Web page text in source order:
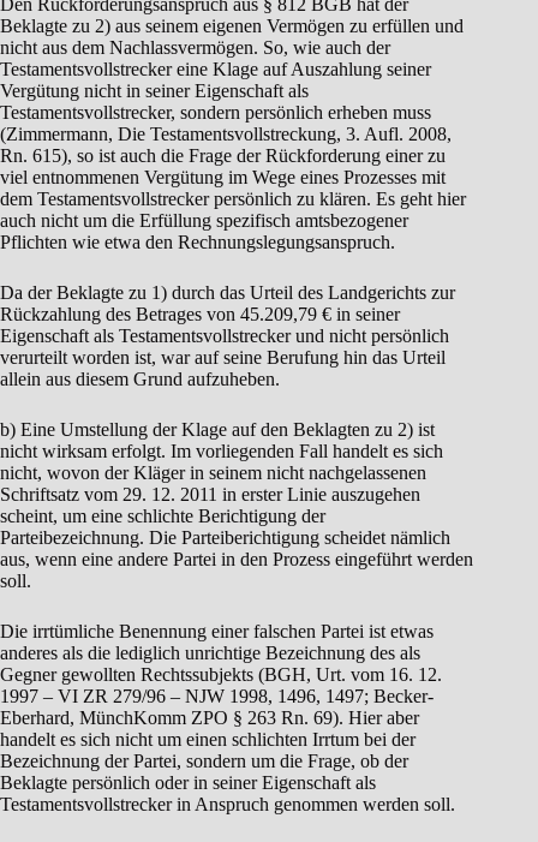
Beklagte zu 2) aus seinem eigenen Vermögen zu erfüllen und
nicht aus dem Nachlassvermögen. So, wie auch der
Testamentsvollstrecker eine Klage auf Auszahlung seiner
Vergütung nicht in seiner Eigenschaft als
Testamentsvollstrecker, sondern persönlich erheben muss
(Zimmermann, Die Testamentsvollstreckung, 3. Aufl. 2008,
Rn. 615), so ist auch die Frage der Rückforderung einer zu
viel entnommenen Vergütung im Wege eines Prozesses mit
dem Testamentsvollstrecker persönlich zu klären. Es geht hier
auch nicht um die Erfüllung spezifisch amtsbezogener
Pflichten wie etwa den Rechnungslegungsanspruch.
Da der Beklagte zu 1) durch das Urteil des Landgerichts zur
Rückzahlung des Betrages von 45.209,79 € in seiner
Eigenschaft als Testamentsvollstrecker und nicht persönlich
verurteilt worden ist, war auf seine Berufung hin das Urteil
allein aus diesem Grund aufzuheben.
b) Eine Umstellung der Klage auf den Beklagten zu 2) ist
nicht wirksam erfolgt. Im vorliegenden Fall handelt es sich
nicht, wovon der Kläger in seinem nicht nachgelassenen
Schriftsatz vom 29. 12. 2011 in erster Linie auszugehen
scheint, um eine schlichte Berichtigung der
Parteibezeichnung. Die Parteiberichtigung scheidet nämlich
aus, wenn eine andere Partei in den Prozess eingeführt werden
soll.
Die irrtümliche Benennung einer falschen Partei ist etwas
anderes als die lediglich unrichtige Bezeichnung des als
Gegner gewollten Rechtssubjekts (BGH, Urt. vom 16. 12.
1997 – VI ZR 279/96 – NJW 1998, 1496, 1497; Becker-
Eberhard, MünchKomm ZPO § 263 Rn. 69). Hier aber
handelt es sich nicht um einen schlichten Irrtum bei der
Bezeichnung der Partei, sondern um die Frage, ob der
Beklagte persönlich oder in seiner Eigenschaft als
Testamentsvollstrecker in Anspruch genommen werden soll.